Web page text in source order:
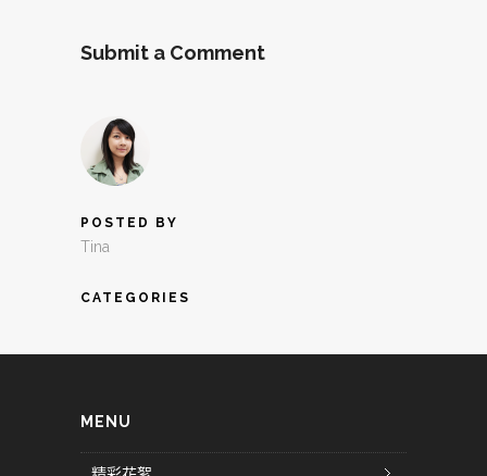
Submit a Comment
POSTED BY
Tina
CATEGORIES
MENU